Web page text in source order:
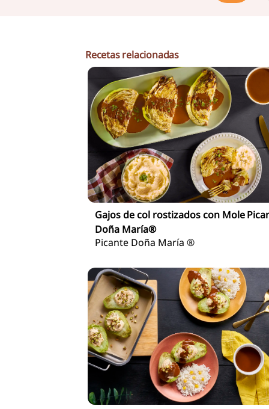
Recetas relacionadas
Gajos de col rostizados con Mole
Doña María®
Picante Doña María ®